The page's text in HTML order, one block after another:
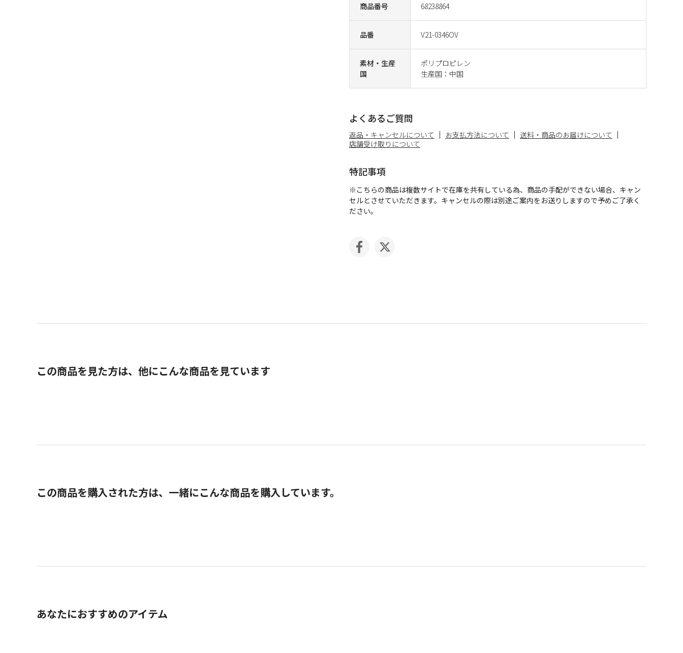
商品番号 68238864
品番 V21-0346OV
素材・生産
国
ポリプロピレン
生産国：中国
よくあるご質問
返品・キャンセルについて お支払方法について
送料・商品のお届けについて
店舗受け取りについて
特記事項
※こちらの商品は複数サイトで在庫を共有している為、商品の手配ができない場合、キャン
セルとさせていただきます。キャンセルの際は別途ご案内をお送りしますので予めご了承く
ださい。
この商品を見た方は、他にこんな商品を見ています
この商品を購入された方は、一緒にこんな商品を購入しています。
あなたにおすすめのアイテム